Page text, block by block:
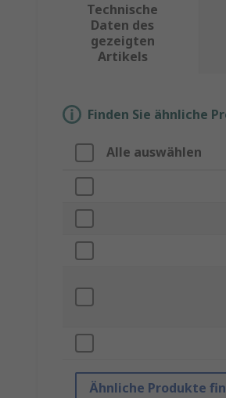
Technische
Daten des
gezeigten
Artikels
Finden Sie ähnliche
Alle auswählen
Ähnliche Produkte